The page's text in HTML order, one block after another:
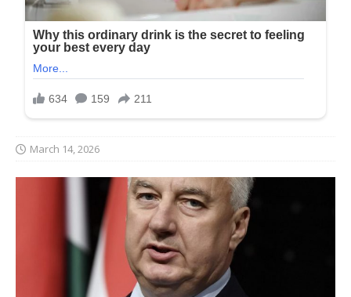
March 14, 2026